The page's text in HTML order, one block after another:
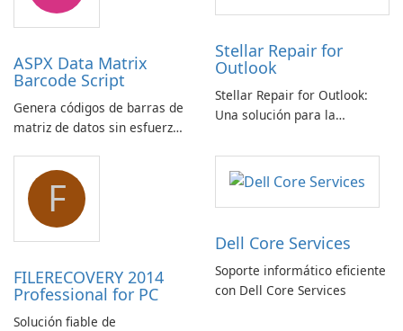
ASPX Data Matrix
Barcode Script
Genera códigos de barras de
matriz de datos sin esfuerzo
barras de matriz de datos
ASPX
Stellar Repair for
Outlook
Stellar Repair for Outlook:
Una solución para la
electrónico
F
FILERECOVERY 2014
Professional for PC
Solución fiable de
Dell Core Services
Soporte informático eficiente
con Dell Core Services